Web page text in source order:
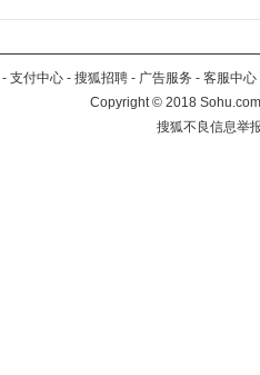
- 支付中心 - 搜狐招聘 - 广告服务 - 客服中心
Copyright©2018
搜狐不良信息举